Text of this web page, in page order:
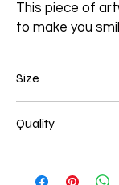
This piece of
to make you
Size
35mm
Quality